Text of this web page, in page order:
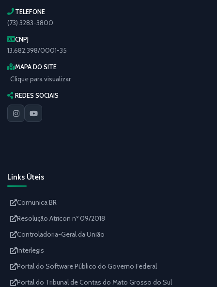
TELEFONE
(73) 3283-3800
CNPJ
13.682.398/0001-35
MAPA DO SITE
Clique para visualizar
REDES SOCIAIS
Links Úteis
Comunica BR
Resolução Atricon nº 09/2018
Controladoria-Geral da União
Interlegis
Portal do Software Público do Governo Federal
Portal do Tribunal de Contas do Mato Grosso do Sul